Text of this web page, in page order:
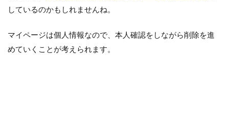
しているのかもしれませんね。
マイページは個人情報なので、本人確認をしながら削除を進
めていくことが考えられます。